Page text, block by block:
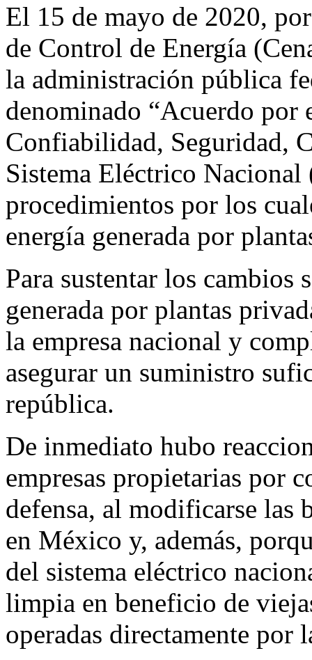
El 15 de mayo de 2020,
de Control de Energía
la administración pública
denominado “Acuerdo por
Confiabilidad, Seguridad,
Sistema Eléctrico
procedimientos por los
energía generada por
Para sustentar los cambios
generada por plantas
la empresa nacional y
asegurar un suministro
república.
De inmediato hubo
empresas propietarias por
defensa, al modificarse las
en México y, además,
del sistema eléctrico
limpia en beneficio de
operadas directamente por